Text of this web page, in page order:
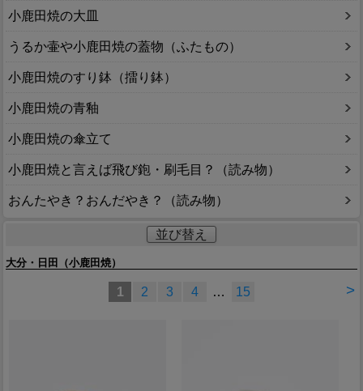
小鹿田焼の大皿
うるか壷や小鹿田焼の蓋物（ふたもの）
小鹿田焼のすり鉢（擂り鉢）
小鹿田焼の青釉
小鹿田焼の傘立て
小鹿田焼と言えば飛び鉋・刷毛目？（読み物）
おんたやき？おんだやき？（読み物）
並び替え
大分・日田（小鹿田焼）
>
1 2 3 4 … 15